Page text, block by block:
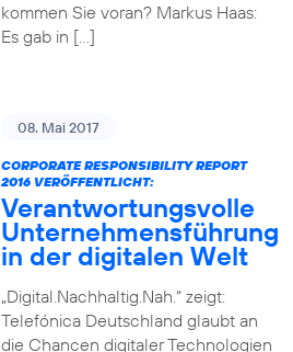
kommen Sie voran? Markus Haas:
Es gab in […]
08. Mai 2017
CORPORATE RESPONSIBILITY REPORT
2016 VERÖFFENTLICHT:
Verantwortungsvolle
Unternehmensführung
in der digitalen Welt
„Digital.Nachhaltig.Nah.“ zeigt:
Telefónica Deutschland glaubt an
die Chancen digitaler Technologien